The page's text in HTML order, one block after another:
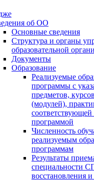
об ОО
Основные сведения
Структура и органы
образовательной
Документы
Образование
Реализуемые
программы с
предметов,
(модулей),
соответствующей
программой
Численность
реализуемым
программам
Результаты
специальности
восстановления